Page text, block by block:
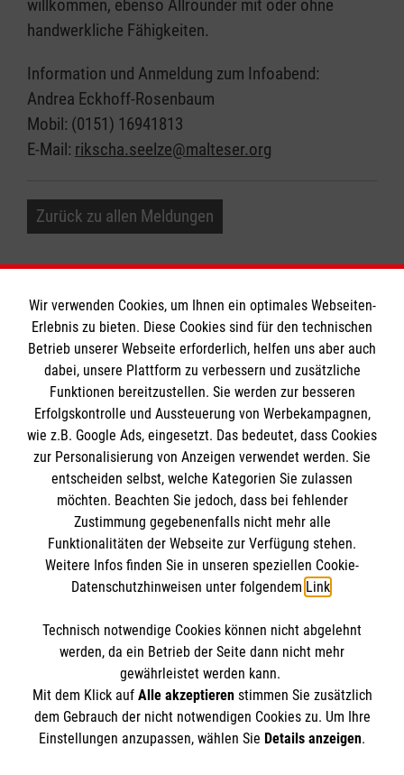
willkommen, ebenso Allrounder mit oder ohne
handwerkliche Fähigkeiten.
Information und Anmeldung zum Infoabend:
Andrea Eckhoff-Rosenbaum
Mobil: (0151) 16941813
E-Mail: rikscha.seelze@malteser.org
Zurück zu allen Meldungen
Informationen
Impressum
Datenschutz
Barrierefreiheit
Kontakt
Die Malteser
Malteserorden
Malteser Jugend
Malteser International
So finden Sie uns
Grupenstraße 4
30159 Hannover
Telefon:0221 98220
E-Mail:malteser@malteser.org
Soziale Netzwerke
Der Malteser Hilfsdienst e.V. ist als eingetragene
Wir verwenden Cookies, um Ihnen ein optimales Webseiten-
Erlebnis zu bieten. Diese Cookies sind für den technischen
Betrieb unserer Webseite erforderlich, helfen uns aber auch
dabei, unsere Plattform zu verbessern und zusätzliche
Funktionen bereitzustellen. Sie werden zur besseren
Erfolgskontrolle und Aussteuerung von Werbekampagnen,
wie z.B. Google Ads, eingesetzt. Das bedeutet, dass Cookies
zur Personalisierung von Anzeigen verwendet werden. Sie
entscheiden selbst, welche Kategorien Sie zulassen
möchten. Beachten Sie jedoch, dass bei fehlender
Zustimmung gegebenenfalls nicht mehr alle
Funktionalitäten der Webseite zur Verfügung stehen.
Weitere Infos finden Sie in unseren speziellen Cookie-
Datenschutzhinweisen unter folgendem Link.
Technisch notwendige Cookies können nicht abgelehnt
werden, da ein Betrieb der Seite dann nicht mehr
gewährleistet werden kann.
Mit dem Klick auf Alle akzeptierenstimmen Sie zusätzlich
dem Gebrauch der nicht notwendigen Cookies zu. Um Ihre
Einstellungen anzupassen, wählen Sie Details anzeigen.